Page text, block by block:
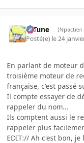
D-Tune INpactien
Posté(e) le 24
En parlant de moteur
troisième moteur de
française, c'est passé
Il compte essayer de
rappeler du nom...
Ils comptent aussi le
rappeler plus
EDIT:// Ah c'est bon, je